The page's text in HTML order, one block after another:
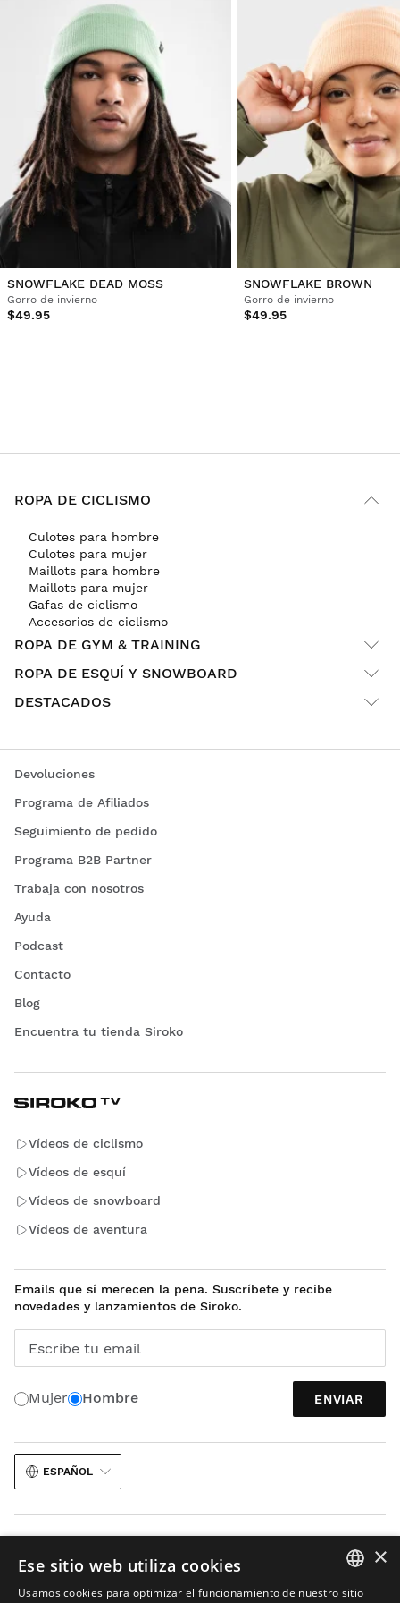
Cliente verificado
César Campinho
Un producto increíble, pero en mi opinión es necesario
tener una capa extra en el interior para proteger más en la
nieve.
¿Ha sido útil esta opinión? Denunciar Compartir hace 3 años
SNOWFLAKE DEAD MOSS
Gorro de invierno
$49.95
SNOWFLAKE BROWN
Gorro de invierno
$49.95
ROPA DE CICLISMO
Culotes para hombre
Culotes para mujer
Maillots para hombre
Maillots para mujer
Gafas de ciclismo
Accesorios de ciclismo
ROPA DE GYM & TRAINING
ROPA DE ESQUÍ Y SNOWBOARD
DESTACADOS
Devoluciones
Programa de Afiliados
Seguimiento de pedido
Programa B2B Partner
Trabaja con nosotros
Ayuda
Podcast
Contacto
Blog
Encuentra tu tienda Siroko
Vídeos de ciclismo
Vídeos de esquí
Vídeos de snowboard
Vídeos de aventura
Emails que sí merecen la pena. Suscríbete y recibe
novedades y lanzamientos de Siroko.
Escribe tu email
Mujer Hombre ENVIAR
ESPAÑOL
Aviso legal Cookies Términos y condiciones IA en imágenes Mapa web
×
Ese sitio web utiliza cookies
Usamos cookies para optimizar el funcionamiento de nuestro sitio